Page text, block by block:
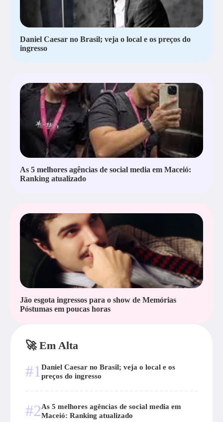
Daniel Caesar no Brasil; veja o local e os preços do
ingresso
As 5 melhores agências de social media em Maceió:
Ranking atualizado
Jão esgota ingressos para o show de Memórias
Póstumas em poucas horas
🚀 Em Alta
#1 Daniel Caesar no Brasil; veja o local e os
preços do ingresso
#2As 5 melhores agências de social media em
Maceió: Ranking atualizado